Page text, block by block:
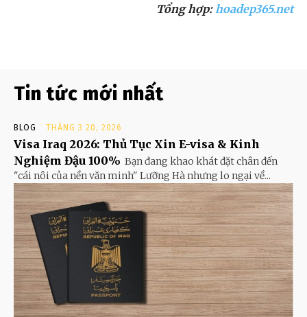
Tổng hợp:hoadep365.net
Tin tức mới nhất
BLOG THÁNG 3 20, 2026
Visa Iraq 2026: Thủ Tục Xin E-visa & Kinh
Nghiệm Đậu 100% Bạn đang khao khát đặt chân đến
"cái nôi của nền văn minh" Lưỡng Hà nhưng lo ngại về...